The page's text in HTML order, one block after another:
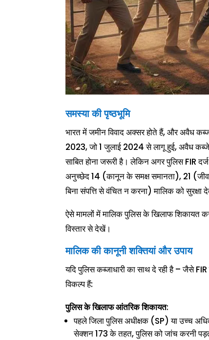
समस्या की पृष्ठभूमि
भारत में जमीन विवाद अक्सर होते हैं, और अवैध
2023, जो 1 जुलाई 2024 से लागू हुई, अवैध
साबित होना जरूरी है। लेकिन अगर पुलिस FIR
अनुच्छेद 14 (कानून के समक्ष समानता), 21
बिना संपत्ति से वंचित न करना) मालिक को सुरक्षा
ऐसे मामलों में मालिक पुलिस के खिलाफ शिकायत
विस्तार से देखें।
मालिक की कानूनी शक्तियां और उपाय
यदि पुलिस कब्जाधारी का साथ दे रही है – जैसे
विकल्प हैं:
पुलिस के खिलाफ आंतरिक शिकायत:
पहले जिला पुलिस अधीक्षक (SP) या उच्च
सेक्शन 173 के तहत, पुलिस को जांच करनी